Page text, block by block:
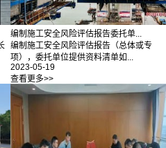
编制施工安全风险评估报告委托单...
编制施工安全风险评估报告（总体或专
项），委托单位提供资料清单如...
2023-05-19
查看更多>>